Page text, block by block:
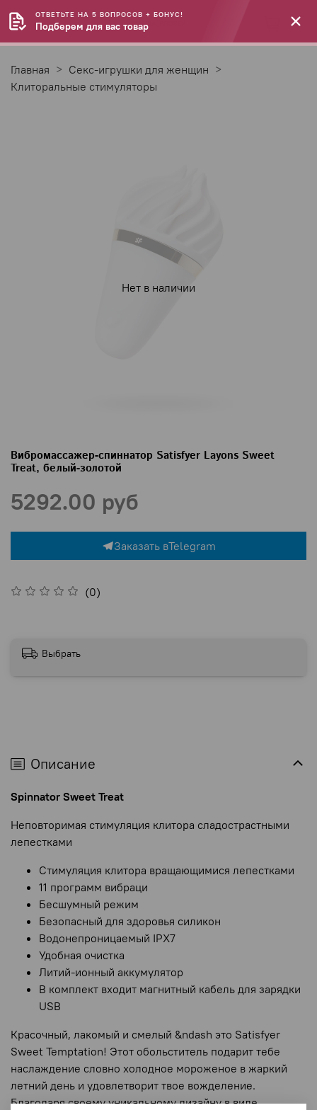
Главная
Секс-игрушки для женщин
Клиторальные стимуляторы
Нет в наличии
Вибромассажер-спиннатор Satisfyer Layons Sweet
Treat, белый-золотой
(0)
5292.00 руб
Заказать вTelegram
Выбрать
Описание
Spinnator Sweet Treat
Неповторимая стимуляция клитора сладострастными
лепестками
Стимуляция клитора вращающимися лепестками
11 программ вибраци
Бесшумный режим
Безопасный для здоровья силикон
Водонепроницаемый IPX7
Удобная очистка
Литий-ионный аккумулятор
В комплект входит магнитный кабель для зарядки
USB
Красочный, лакомый и смелый &ndash это Satisfyer
Sweet Temptation! Этот обольститель подарит тебе
наслаждение словно холодное мороженое в жаркий
летний день и удовлетворит твое вожделение.
Благодаря своему уникальному дизайну в виде
ОТВЕТЬТЕ НА 5 ВОПРОСОВ + БОНУС!
Подберем для вас товар